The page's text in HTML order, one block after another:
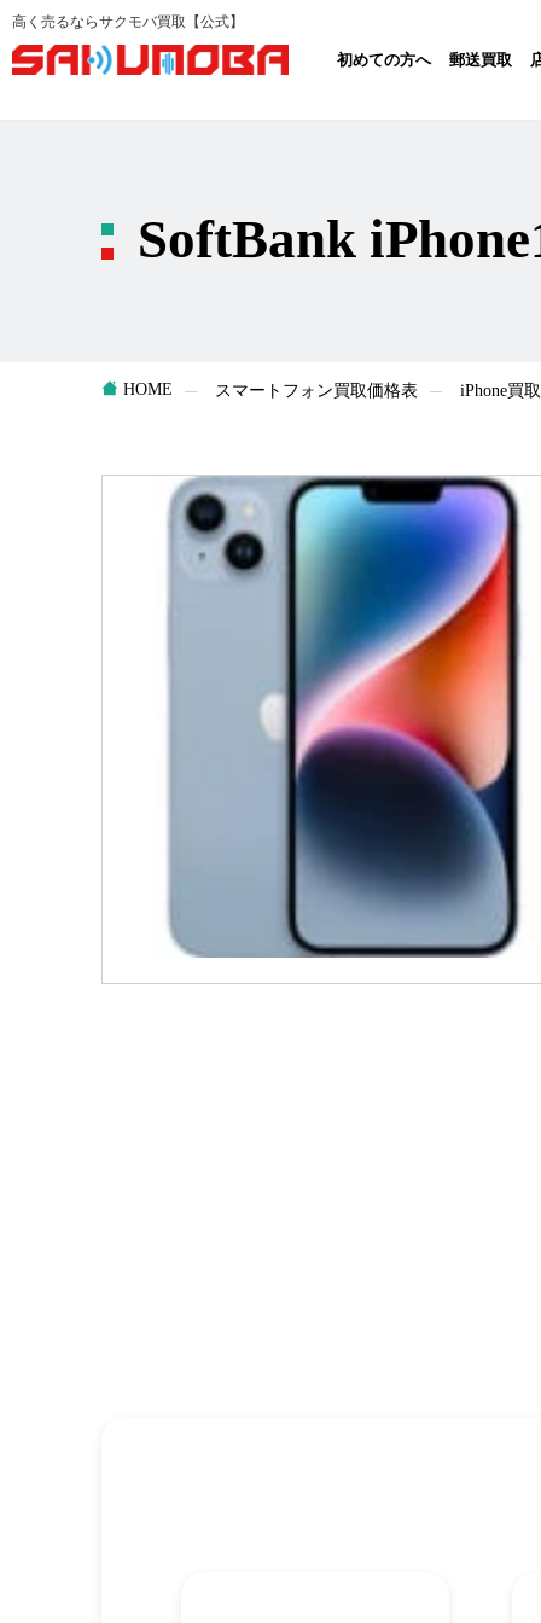
高く売るならサクモバ買取【公式】
初めての方へ 郵送買取
SoftBank
HOME スマートフォン買取価格表 iPhone買